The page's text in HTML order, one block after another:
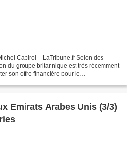
Cabirol – LaTribune.fr Selon des
du groupe britannique est très récemment
son offre financière pour le
Emirats Arabes Unis (3/3)